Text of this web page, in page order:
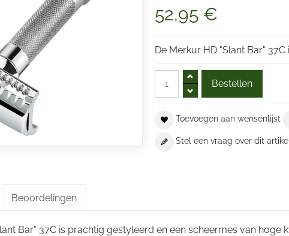
52,95 €
De Merkur HD "Slant Bar"
Toevoegen aan wensenlijst
Stel een vraag over dit artikel
Beoordelingen
Bar" 37C is prachtig gestyleerd en een scheermes van hoge